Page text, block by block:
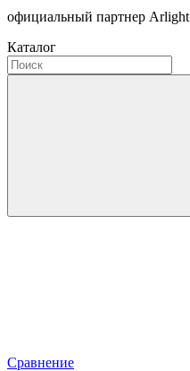
официальный партнер Arlight
Каталог
Сравнение